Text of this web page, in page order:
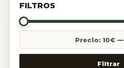
FILTROS
Filtrar
Precio: 10€ —